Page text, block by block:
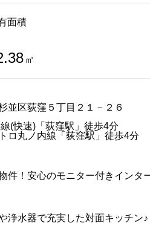
面積
㎡
並区荻窪５丁目２１－２６
(快速)「荻窪駅」徒歩4分
ロ丸ノ内線「荻窪駅」徒歩4分
件！安心のモニター付きインタ
浄水器で充実した対面キッチン♪